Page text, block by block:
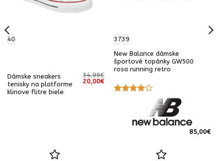
40
Dámske sneakers
tenisky na platforme
klinove flitre biele
34,99€
Pôvodná
cena
20,00€Aktuálna
cena
3739
New Balance dámske
športové topánky GW500
rosa running retro
85,00€